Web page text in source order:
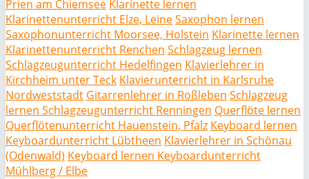
Prien am Chiemsee Klarinette lernen
Klarinettenunterricht Elze, LeineSaxophon lernen
Saxophonunterricht Moorsee, Holstein Klarinette lernen
Klarinettenunterricht Renchen Schlagzeug lernen
Schlagzeugunterricht Hedelfingen Klavierlehrer in
Kirchheim unter Teck Klavierunterricht in Karlsruhe
Nordweststadt Gitarrenlehrer in Roßleben Schlagzeug
lernen Schlagzeugunterricht Renningen Querflöte lernen
Querflötenunterricht Hauenstein, Pfalz Keyboard lernen
Keyboardunterricht Lübtheen Klavierlehrer in Schönau
(Odenwald) Keyboard lernen Keyboardunterricht
Mühlberg / Elbe